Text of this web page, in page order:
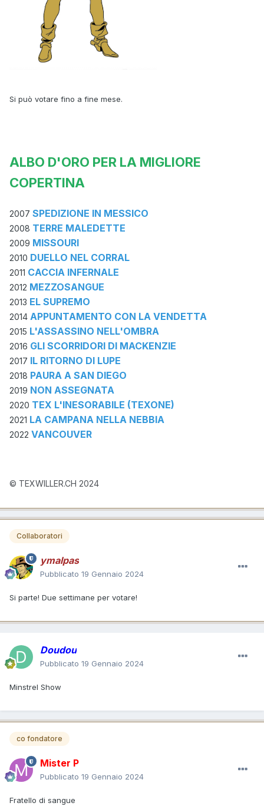
Si può votare fino a fine mese.
ALBO D'ORO PER LA MIGLIORE
COPERTINA
2007 SPEDIZIONE IN MESSICO
2008 TERRE MALEDETTE
2009 MISSOURI
2010 DUELLO NEL CORRAL
2011 CACCIA INFERNALE
2012 MEZZOSANGUE
2013 EL SUPREMO
2014 APPUNTAMENTO CON LA VENDETTA
2015 L'ASSASSINO NELL'OMBRA
2016 GLI SCORRIDORI DI MACKENZIE
2017 IL RITORNO DI LUPE
2018 PAURA A SAN DIEGO
2019 NON ASSEGNATA
2020 TEX L'INESORABILE (TEXONE)
2021 LA CAMPANA NELLA NEBBIA
2022 VANCOUVER
© TEXWILLER.CH 2024
Collaboratori
ymalpas
Pubblicato 19 Gennaio 2024
Si parte! Due settimane per votare!
Doudou
Pubblicato 19 Gennaio 2024
Minstrel Show
co fondatore
Mister P
Pubblicato 19 Gennaio 2024
Fratello di sangue